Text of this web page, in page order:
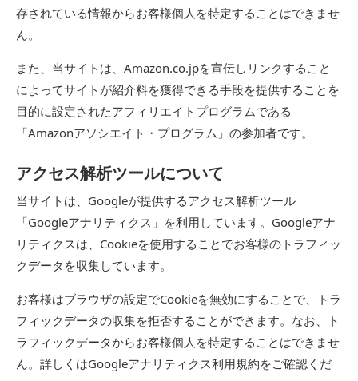
存されている情報からお客様個人を特定することはできませ
ん。
また、当サイトは、Amazon.co.jpを宣伝しリンクすること
によってサイトが紹介料を獲得できる手段を提供することを
目的に設定されたアフィリエイトプログラムである
「Amazonアソシエイト・プログラム」の参加者です。
アクセス解析ツールについて
当サイトは、Googleが提供するアクセス解析ツール
「Googleアナリティクス」を利用しています。Googleアナ
リティクスは、Cookieを使用することでお客様のトラフィッ
クデータを収集しています。
お客様はブラウザの設定でCookieを無効にすることで、トラ
フィックデータの収集を拒否することができます。なお、ト
ラフィックデータからお客様個人を特定することはできませ
ん。詳しくはGoogleアナリティクス利用規約をご確認くだ